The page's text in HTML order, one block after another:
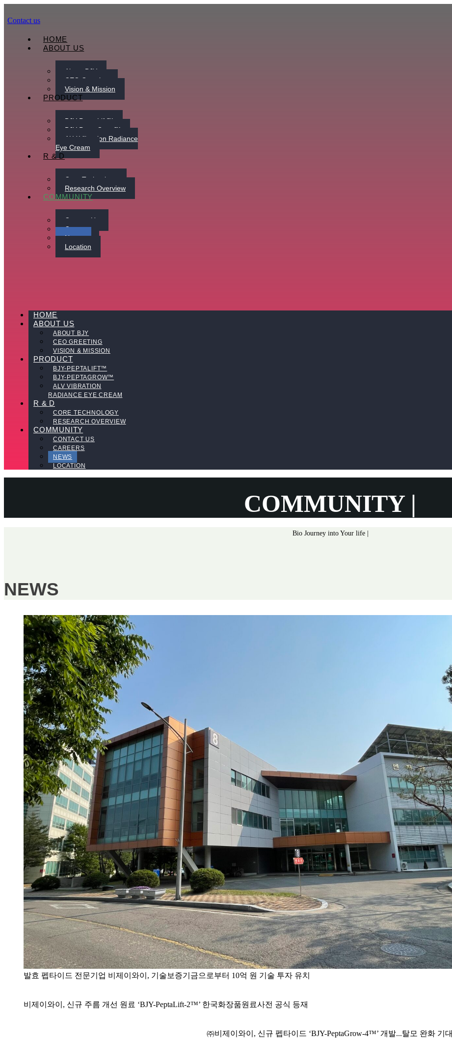
Contact us
HOME
ABOUT US
About BJY
CEO Greeting
Vision & Mission
PRODUCT
BJY-PeptaLift™
BJY-PeptaGrow™
ALV Vibration Radiance
Eye Cream
R & D
Core Technology
Research Overview
COMMUNITY
Contact Us
Careers
News
Location
HOME
ABOUT US
ABOUT BJY
CEO GREETING
VISION & MISSION
PRODUCT
BJY-PEPTALIFT™
BJY-PEPTAGROW™
ALV VIBRATION
RADIANCE EYE CREAM
R & D
CORE TECHNOLOGY
RESEARCH OVERVIEW
COMMUNITY
CONTACT US
CAREERS
NEWS
LOCATION
COMMUNITY |
Bio Journey into Your life |
NEWS
발효 펩타이드 전문기업 비제이와이, 기술보증기금으로부터 10억 원 기술 투자 유치
비제이와이, 신규 주름 개선 원료 ‘BJY-PeptaLift-2™’ 한국화장품원료사전 공식 등재
㈜비제이와이, 신규 펩타이드 ‘BJY-PeptaGrow-4™’ 개발...탈모 완화 기대